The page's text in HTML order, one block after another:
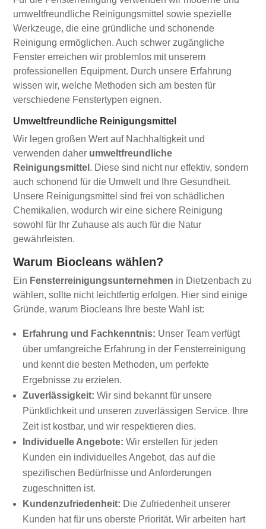
umweltfreundliche Reinigungsmittel sowie spezielle
Werkzeuge, die eine gründliche und schonende
Reinigung ermöglichen. Auch schwer zugängliche
Fenster erreichen wir problemlos mit unserem
professionellen Equipment. Durch unsere Erfahrung
wissen wir, welche Methoden sich am besten für
verschiedene Fenstertypen eignen.
Umweltfreundliche Reinigungsmittel
Wir legen großen Wert auf Nachhaltigkeit und
verwenden daher umweltfreundliche
Reinigungsmittel . Diese sind nicht nur effektiv, sondern
auch schonend für die Umwelt und Ihre Gesundheit.
Unsere Reinigungsmittel sind frei von schädlichen
Chemikalien, wodurch wir eine sichere Reinigung
sowohl für Ihr Zuhause als auch für die Natur
gewährleisten.
Warum Biocleans wählen?
Ein Fensterreinigungsunternehmen in Dietzenbach zu
wählen, sollte nicht leichtfertig erfolgen. Hier sind einige
Gründe, warum Biocleans Ihre beste Wahl ist:
Erfahrung und Fachkenntnis: Unser Team verfügt
über umfangreiche Erfahrung in der Fensterreinigung
und kennt die besten Methoden, um perfekte
Ergebnisse zu erzielen.
Zuverlässigkeit: Wir sind bekannt für unsere
Pünktlichkeit und unseren zuverlässigen Service. Ihre
Zeit ist kostbar, und wir respektieren dies.
Individuelle Angebote: Wir erstellen für jeden
Kunden ein individuelles Angebot, das auf die
spezifischen Bedürfnisse und Anforderungen
zugeschnitten ist.
Kundenzufriedenheit: Die Zufriedenheit unserer
Kunden hat für uns oberste Priorität. Wir arbeiten hart